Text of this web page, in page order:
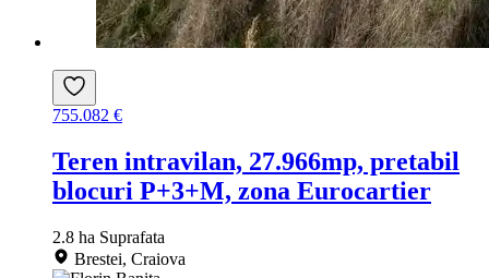
755.082 €
Teren intravilan, 27.966mp, pretabil
blocuri P+3+M, zona Eurocartier
2.8 ha Suprafata
Brestei, Craiova